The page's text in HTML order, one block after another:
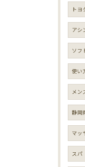
トヨ
アシ
ソフ
使い
メン
静岡
マッ
スパ